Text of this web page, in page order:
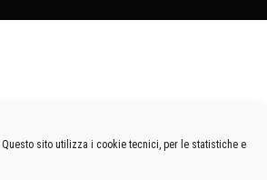
Questo sito utilizza i cookie tecnici, per le statistiche e